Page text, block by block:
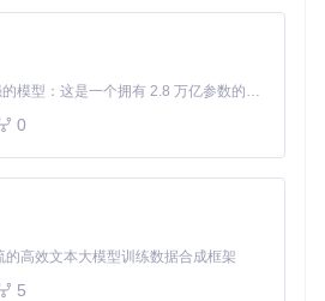
突，可尝试使用
以看到完整的文言编程开发界面，左
程环境的三个核心步骤是什么？
编程工具链的功能矩阵
Kimi K3 是Kimi能力最强的模型：这是一个拥有 2.8 万亿参数的混合专家（MoE）模型，具备原生视觉理解能力，并支持 100 万 token 的上下文窗口。
0
的高效文本大模型训练数据合成框架
5